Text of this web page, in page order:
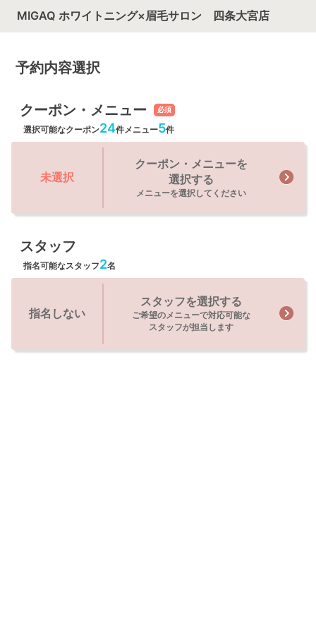
MIGAQ ホワイトニング×眉毛サロン 四条大宮店
予約内容選択
クーポン・メニュー 必須
選択可能なクーポン24件 メニュー5件
未選択
クーポン・メニューを
選択する
メニューを選択してください
スタッフ
指名可能なスタッフ2名
指名しない
スタッフを選択する
ご希望のメニューで対応可能な
スタッフが担当します